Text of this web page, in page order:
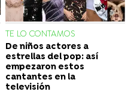
TE LO CONTAMOS
De niños actores a
estrellas del pop: así
empezaron estos
cantantes en la
televisión